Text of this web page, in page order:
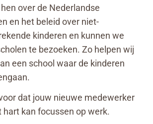
over de Nederlandse
en het beleid over niet-
kinderen en kunnen we
te bezoeken. Zo helpen wij
een school waar de kinderen
dat jouw nieuwe medewerker
hart kan focussen op werk.